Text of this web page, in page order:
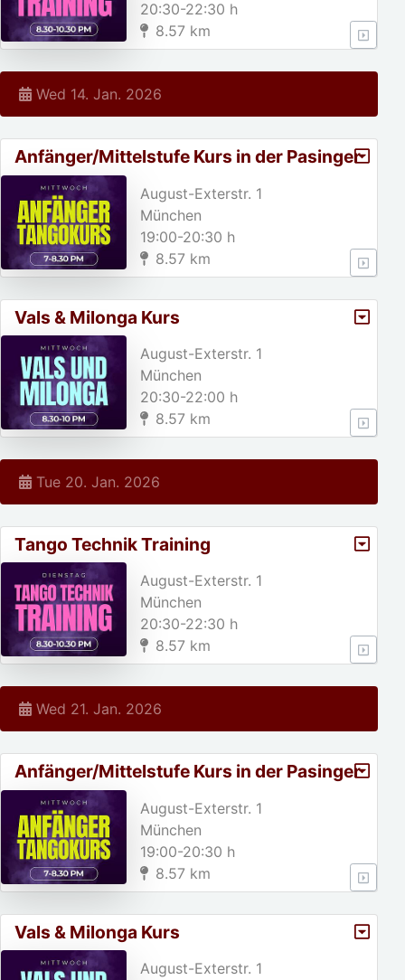
20:30-22:30 h
8.57 km
Wed 14. Jan. 2026
Anfänger/Mittelstufe Kurs in der Pasinger
Fabrik
August-Exterstr. 1
München
19:00-20:30 h
8.57 km
Vals & Milonga Kurs
August-Exterstr. 1
München
20:30-22:00 h
8.57 km
Tue 20. Jan. 2026
Tango Technik Training
August-Exterstr. 1
München
20:30-22:30 h
8.57 km
Wed 21. Jan. 2026
Anfänger/Mittelstufe Kurs in der Pasinger
Fabrik
August-Exterstr. 1
München
19:00-20:30 h
8.57 km
Vals & Milonga Kurs
August-Exterstr. 1